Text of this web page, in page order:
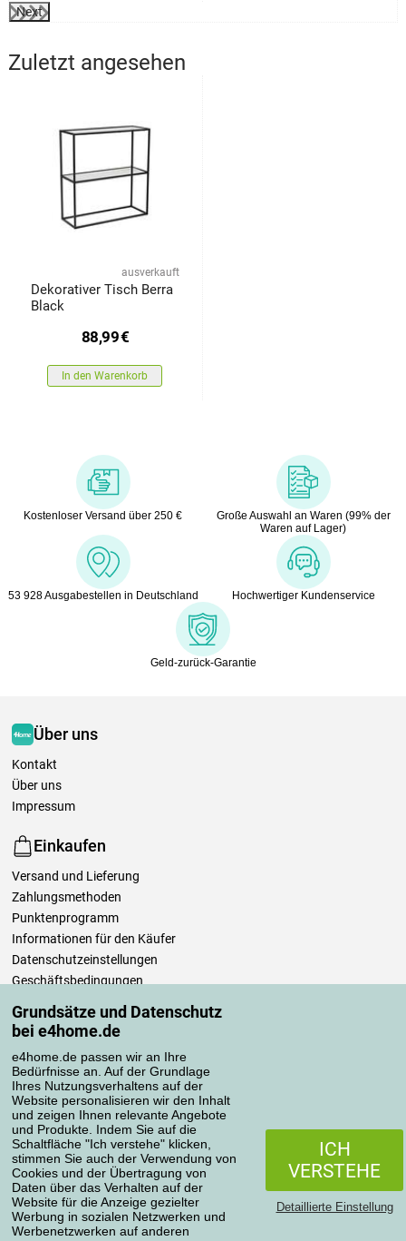
Grundsätze und Datenschutz
bei e4home.de
e4home.de passen wir an Ihre
Bedürfnisse an. Auf der Grundlage
Ihres Nutzungsverhaltens auf der
Website personalisieren wir den Inhalt
und zeigen Ihnen relevante Angebote
und Produkte. Indem Sie auf die
Schaltfläche "Ich verstehe" klicken,
stimmen Sie auch der Verwendung von
Cookies und der Übertragung von
Daten über das Verhalten auf der
Website für die Anzeige gezielter
Werbung in sozialen Netzwerken und
Werbenetzwerken auf anderen
ICH
VERSTEHE
Detaillierte Einstellung
Next
Zuletzt angesehen
ausverkauft
Dekorativer Tisch Berra
Black
88,99€
In den Warenkorb
Kostenloser Versand über 250 €
Große Auswahl an Waren (99% der
Waren auf Lager)
53 928 Ausgabestellen in Deutschland Hochwertiger Kundenservice
Geld-zurück-Garantie
Über uns
Kontakt
Über uns
Impressum
Einkaufen
Versand und Lieferung
Zahlungsmethoden
Punktenprogramm
Informationen für den Käufer
Datenschutzeinstellungen
Geschäftsbedingungen
Ihre Bestellungen
Mein Konto
Bestellübersicht
Reklamationen
Widerrufsbelehrung
Einfach mehr wissen
Richtlinien zur Verarbeitung von Bewertungen
Transportarten